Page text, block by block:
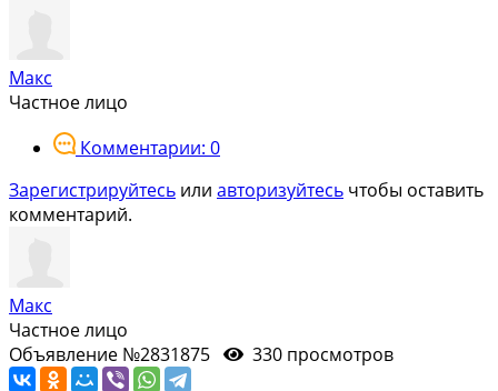
Макс
Частное лицо
Комментарии: 0
Зарегистрируйтесь или авторизуйтесь чтобы оставить
комментарий.
Макс
Частное лицо
Объявление №2831875
330 просмотров